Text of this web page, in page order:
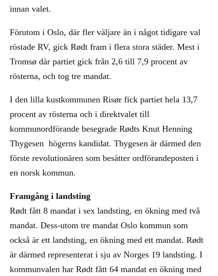
innan valet.
Förutom i Oslo, där fler väljare än i något tidigare val
röstade RV, gick Rødt fram i flera stora städer. Mest i
Tromsø där partiet gick från 2,6 till 7,9 procent av
rösterna, och tog tre mandat.
I den lilla kustkommunen Risør fick partiet hela 13,7
procent av rösterna och i direktvalet till
kommunordförande besegrade Rødts Knut Henning
Thygesen högerns kandidat. Thygesen är därmed den
förste revolutionären som besätter ordförandeposten i
en norsk kommun.
Framgång i landsting
Rødt fått 8 mandat i sex landsting, en ökning med två
mandat. Dess-utom tre mandat Oslo kommun som
också är ett landsting, en ökning med ett mandat. Rødt
är därmed representerat i sju av Norges 19 landsting. I
kommunvalen har Rødt fått 64 mandat en ökning med